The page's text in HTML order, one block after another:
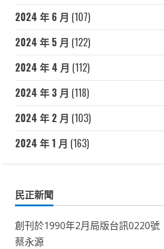
2024 年 6 月 (107)
2024 年 5 月 (122)
2024 年 4 月 (112)
2024 年 3 月 (118)
2024 年 2 月 (103)
2024 年 1 月 (163)
民正新聞
創刊於1990年2月局版台訊0220號
蔡永源